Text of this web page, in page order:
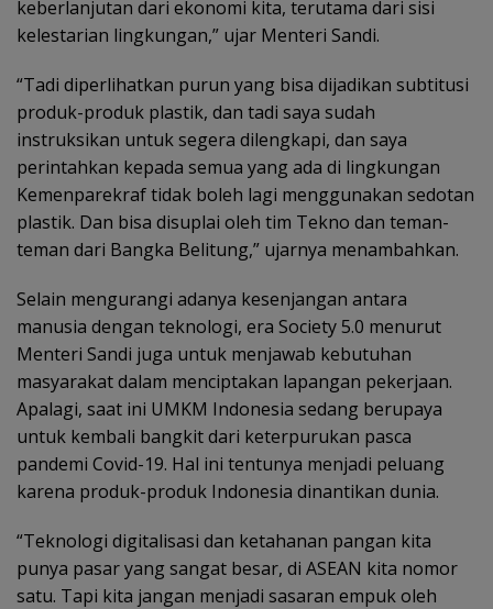
keberlanjutan dari ekonomi kita, terutama dari sisi
kelestarian lingkungan,” ujar Menteri Sandi.
“Tadi diperlihatkan purun yang bisa dijadikan subtitusi
produk-produk plastik, dan tadi saya sudah
instruksikan untuk segera dilengkapi, dan saya
perintahkan kepada semua yang ada di lingkungan
Kemenparekraf tidak boleh lagi menggunakan sedotan
plastik. Dan bisa disuplai oleh tim Tekno dan teman-
teman dari Bangka Belitung,” ujarnya menambahkan.
Selain mengurangi adanya kesenjangan antara
manusia dengan teknologi, era Society 5.0 menurut
Menteri Sandi juga untuk menjawab kebutuhan
masyarakat dalam menciptakan lapangan pekerjaan.
Apalagi, saat ini UMKM Indonesia sedang berupaya
untuk kembali bangkit dari keterpurukan pasca
pandemi Covid-19. Hal ini tentunya menjadi peluang
karena produk-produk Indonesia dinantikan dunia.
“Teknologi digitalisasi dan ketahanan pangan kita
punya pasar yang sangat besar, di ASEAN kita nomor
satu. Tapi kita jangan menjadi sasaran empuk oleh